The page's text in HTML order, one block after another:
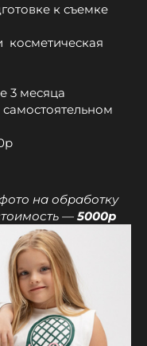
к съемке
косметическая
3 месяца
на обработку
— 5000р